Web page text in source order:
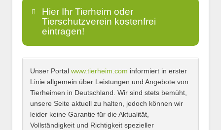
Hier Ihr Tierheim oder
Tierschutzverein kostenfrei
eintragen!
Name*
E-Mail*
Unser Portal www.tierheim.com informiert in erster
Linie allgemein über Leistungen und Angebote von
Tierheimen in Deutschland. Wir sind stets bemüht,
unsere Seite aktuell zu halten, jedoch können wir
leider keine Garantie für die Aktualität,
Vollständigkeit und Richtigkeit spezieller